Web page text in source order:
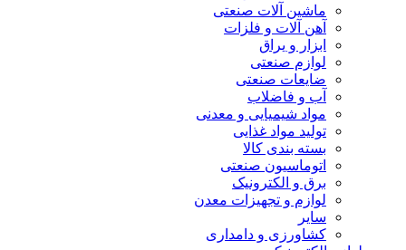
ماشین آلات صنعتی
آهن آلات و فلزات
ابزار و یراق
لوازم صنعتی
ضایعات صنعتی
آب و فاضلاب
مواد شیمیایی و معدنی
تولید مواد غذایی
بسته بندی کالا
اتوماسیون صنعتی
برق و الکترونیک
لوازم و تجهیزات معدن
سایر
کشاورزی و دامداری